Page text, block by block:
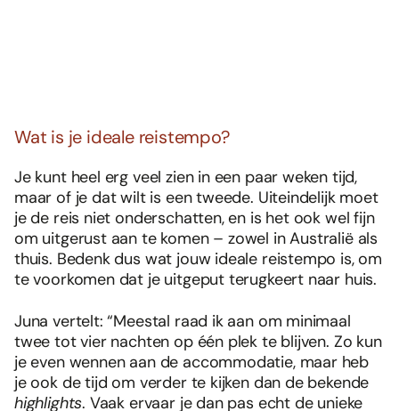
Wat is je ideale reistempo?
Je kunt heel erg veel zien in een paar weken tijd,
maar of je dat wilt is een tweede. Uiteindelijk moet
je de reis niet onderschatten, en is het ook wel fijn
om uitgerust aan te komen – zowel in Australië als
thuis. Bedenk dus wat jouw ideale reistempo is, om
te voorkomen dat je uitgeput terugkeert naar huis.
Juna vertelt: “Meestal raad ik aan om minimaal
twee tot vier nachten op één plek te blijven. Zo kun
je even wennen aan de accommodatie, maar heb
je ook de tijd om verder te kijken dan de bekende
highlights. Vaak ervaar je dan pas echt de unieke